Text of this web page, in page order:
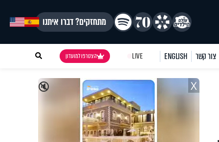
מתחזקים? דברו איתנו
צור קשר ENGLISH
LIVE הצטרפו למועדון
🔇 X